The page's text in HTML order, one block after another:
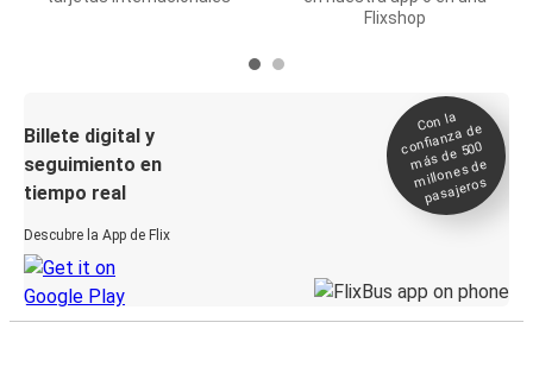
Flixshop
Billete digital y
seguimiento en
tiempo real
Descubre la App de Flix
Con la
confianza de
más de 500
millones de
pasajeros